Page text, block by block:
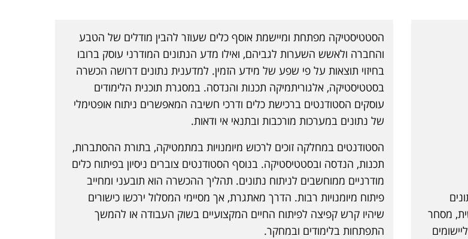
מסחר
הסטטיסטיקה מפתחת ומיישמת אוסף כלים שעוזר להבין מודלים של הטבע
והחברה ולאשש השערות לגביהם, ואילו מדע הנתונים המודרני עוסק ברובו
בחיזוי תוצאות על פי שפע של מידע הזמין. למדענית נתונים דרושה הכשרה
בסטטיסטיקה, אלגוריתמיקה תכנות והנדסה. במסגרת תוכנית הלימודים
עוסקים הסטודנטים ברכישת כלים ודרכי חשיבה המאפשרים ניתוח אופטימלי
של נתונים במערכות מורכבות ובתנאי אי ודאות.
הסטודנטים במחלקה זוכים לרכוש מיומנויות במתמטיקה, בתורת ההסתברות,
תכנות, הנדסה ובסטטיסטיקה. בנוסף הסטודנטים צוברים ניסיון בפיתוח כלים
מודרניים ממוחשבים לניתוח נתונים. תהליך ההכשרה הוא תובעני ומחייב
פיתוח מיומנויות רבות. הדרך מאתגרת, אך מסיימי המסלול ירכשו כישורים
שיהיו קרש קפיצה לפיתוח החיים המקצועיים בשוק העבודה או להמשך
התפתחות בלימודים ובמחקר.